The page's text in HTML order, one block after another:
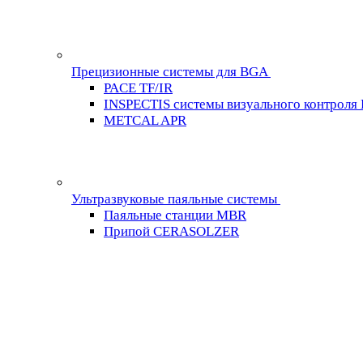
Прецизионные системы для BGA
PACE TF/IR
INSPECTIS системы визуального контроля
METCAL APR
Ультразвуковые паяльные системы
Паяльные станции MBR
Припой CERASOLZER